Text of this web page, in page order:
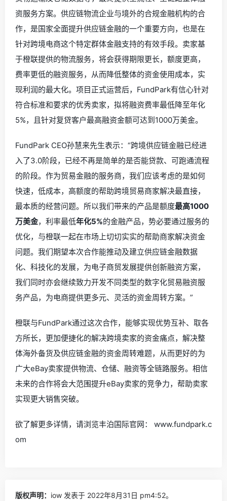
资服务方案。 供应链物流企业与境外的合规金融机构的合
作，是国家全面提升供应链金融的一个重要方向，也是在
针对跨境电商这个特定群体金融支持的有效手段。卖家基
于橙联提供的物流服务，将会获得期限更长，额度更高，
费率更低的融资服务，从而降低整体的资金使用成本，实
现利润的最大化。项目正式运营后，FundPark有信心针对
符合标准和要求的优秀卖家，拟将融资费率最低降至年化
5%，且针对复贷客户最高融资金额可达到1000万美金。
FundPark CEO孙慧来先生表示：“跨境供应链金融已经进
入了3.0阶段，已经不再是简单的是否能贷款、可跑通流程
的阶段。作为贸易金融的服务商，我们应该考虑的是如何
快速，低成本，高额度的帮助跨境贸易商家解决最直接，
最本质的经营问题。所以我们带来的产品是额度最高1000
万美金，利率最低年化5%的金融产品，势必要通过服务的
优化，与橙联一起在市场上切切实实的帮助商家解决资金
问题。我们期望本次合作能推动及建立供应链金融数据
化、科技化的发展，为电子商贸发展提供创新融资方案，
我们同时亦会继续致力开发不同类型的数字化贸易融资服
务产品，为电商提供更多元、灵活的资金周转方案。”
橙联与FundPark通过这次合作，能够实现优势互补、取各
方所长，更加便捷化的解决跨境卖家的资金痛点，解决整
体海外备货及供应链金融的资金周转难题，从而更好的为
广大eBay卖家提供物流、仓储、融资等全链路服务。相信
未来的合作将会大范围提升eBay卖家的竞争力，帮助卖家
实现更大销售突破。
欲了解更多详情，请浏览丰泊国际官网： www.fundpark.c
om
版权声明： iow 发表于 2022年8月31日 pm4:52。